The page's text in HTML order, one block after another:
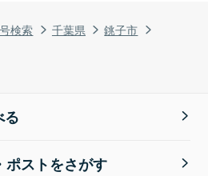
検索 千葉県
銚子市
る
ポストをさがす